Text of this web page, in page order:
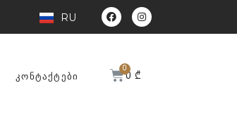
RU
ᲙᲝᲜᲢᲐᲥᲢᲔᲑᲘ 0₾